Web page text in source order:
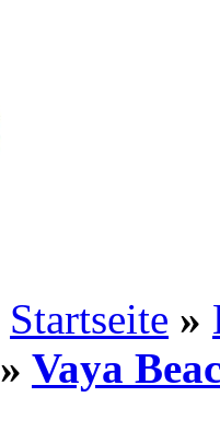
Startseite »
» Vaya